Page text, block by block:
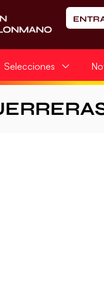
Selecciones